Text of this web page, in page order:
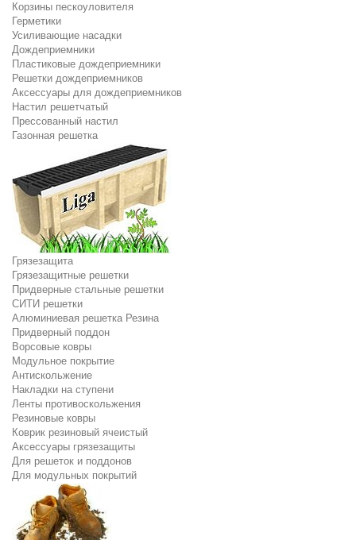
Корзины пескоуловителя
Герметики
Усиливающие насадки
Дождеприемники
Пластиковые дождеприемники
Решетки дождеприемников
Аксессуары для дождеприемников
Настил решетчатый
Прессованный настил
Газонная решетка
Грязезащита
Грязезащитные решетки
Придверные стальные решетки
СИТИ решетки
Алюминиевая решетка Резина
Придверный поддон
Ворсовые ковры
Модульное покрытие
Антискольжение
Накладки на ступени
Ленты противоскольжения
Резиновые ковры
Коврик резиновый ячеистый
Аксессуары грязезащиты
Для решеток и поддонов
Для модульных покрытий